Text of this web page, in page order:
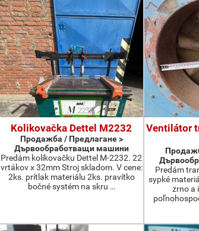
Kolikovačka Dettel M2232
Продажба / Предлагане >
Дървообработващи машини
Predám kolíkovačku Dettel M-2232. 22
vrtákov x 32mm Stroj skladom. V cene:
2ks. prítlak materiálu 2ks. pravítko
bočné systém na skru …
Ventilátor
Predám
sypké
zrno a